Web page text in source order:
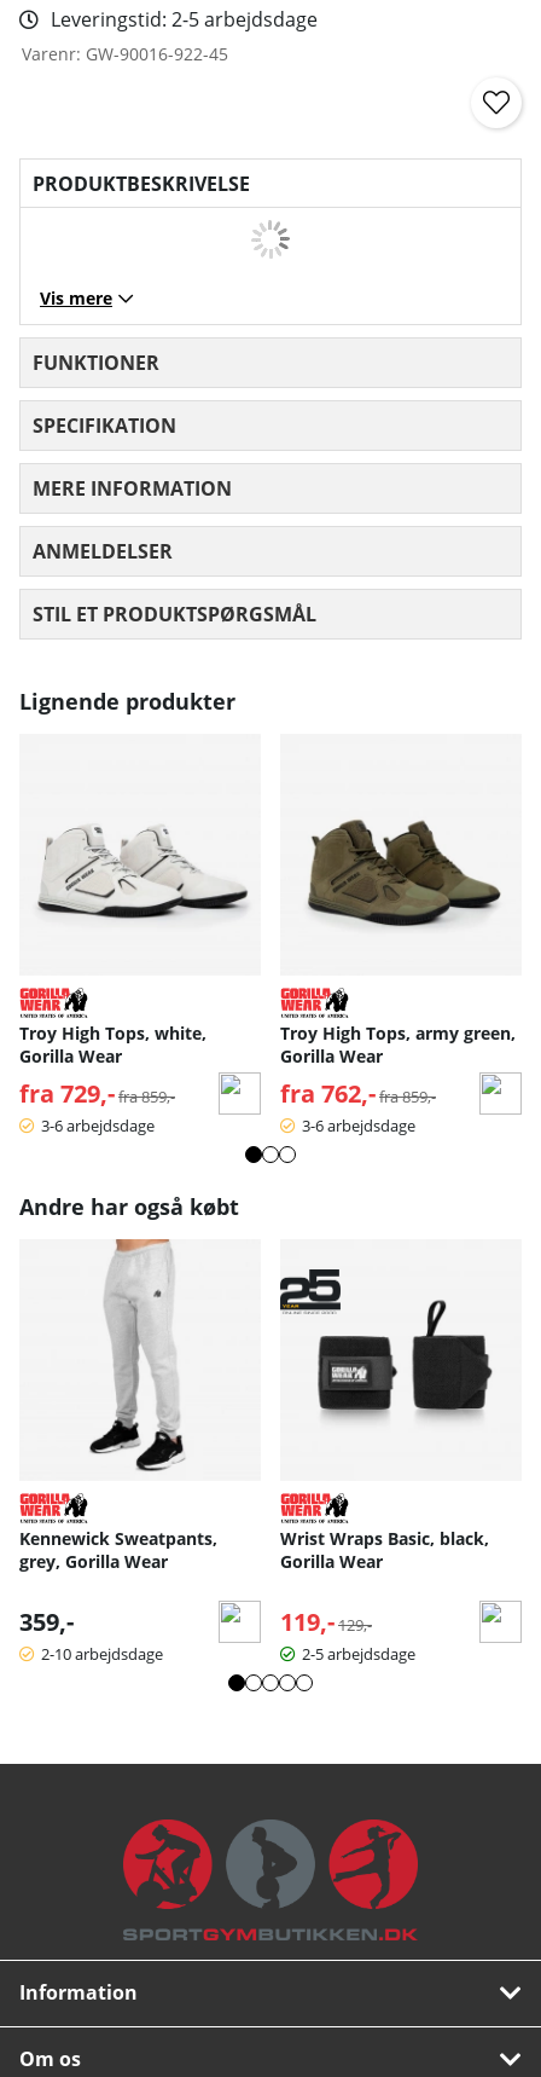
Leveringstid: 2-5 arbejdsdage
Varenr: GW-90016-922-45
PRODUKTBESKRIVELSE
Vis mere
FUNKTIONER
SPECIFIKATION
MERE INFORMATION
ANMELDELSER
STIL ET PRODUKTSPØRGSMÅL
Lignende produkter
Troy High Tops, white,
Gorilla Wear
fra 729,- Normalpris:
fra 859,-
3-6 arbejdsdage
Troy High Tops, army green,
Gorilla Wear
fra 762,- Normalpris:
fra 859,-
3-6 arbejdsdage
Andre har også købt
Kennewick Sweatpants,
grey, Gorilla Wear
359,-
2-10 arbejdsdage
Wrist Wraps Basic, black,
Gorilla Wear
119,- Normalpris:
129,-
2-5 arbejdsdage
Information
Om os